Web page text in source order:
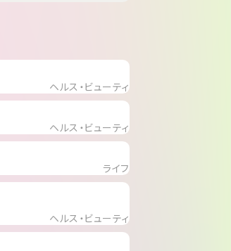
ヘルス・ビューティ
ヘルス・ビューティ
ライフ
ヘルス・ビューティ